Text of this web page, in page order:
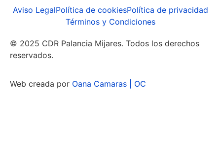
© 2025 CDR Palancia Mijares. Todos los derechos
reservados.
Aviso LegalPolítica de cookiesPolítica de privacidad
Términos y Condiciones
Web creada por Oana Camaras | OC